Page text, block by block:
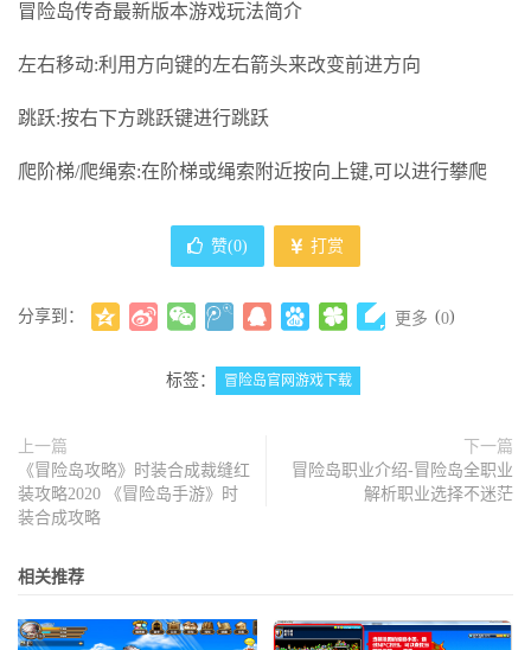
冒险岛传奇最新版本游戏玩法简介
左右移动:利用方向键的左右箭头来改变前进方向
跳跃:按右下方跳跃键进行跳跃
爬阶梯/爬绳索:在阶梯或绳索附近按向上键,可以进行攀爬
赞(0) 打赏
分享到： 更多 (0)
标签： 冒险岛官网游戏下载
上一篇
《冒险岛攻略》时装合成裁缝红
装攻略2020 《冒险岛手游》时
装合成攻略
下一篇
冒险岛职业介绍-冒险岛全职业
解析职业选择不迷茫
相关推荐